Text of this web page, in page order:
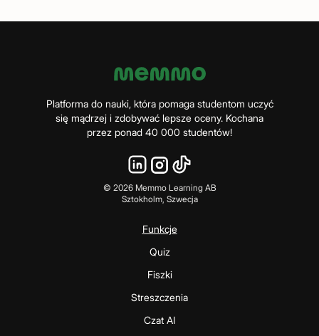
Platforma do nauki, która pomaga studentom uczyć
się mądrzej i zdobywać lepsze oceny. Kochana
przez ponad 40 000 studentów!
© 2026Memmo Learning AB
Sztokholm, Szwecja
Funkcje
Quiz
Fiszki
Streszczenia
Czat AI